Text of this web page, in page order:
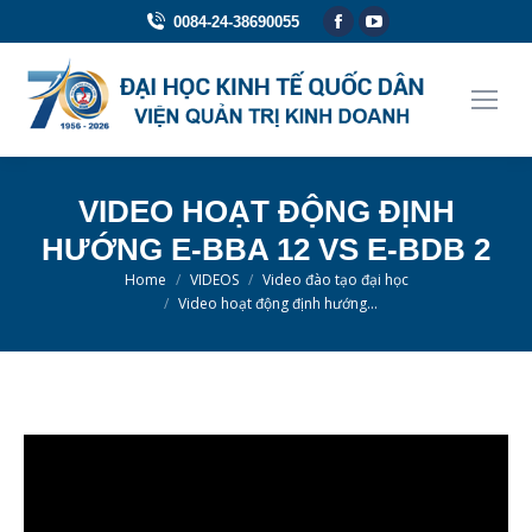
0084-24-38690055
Facebook
opens
in
YouTube
opens
in
VIDEO HOẠT ĐỘNG ĐỊNH
HƯỚNG E-BBA 12 VS E-BDB 2
You are here:Home VIDEOS
Video đào tạo đại học
Video hoạt động định hướng…